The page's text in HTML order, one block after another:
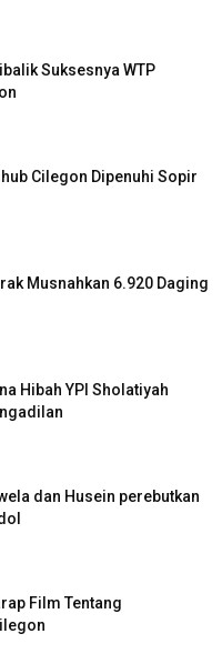
Suksesnya WTP
Cilegon Dipenuhi Sopir
Musnahkan 6.920 Daging
Hibah YPI Sholatiyah
dan Husein perebutkan
Film Tentang